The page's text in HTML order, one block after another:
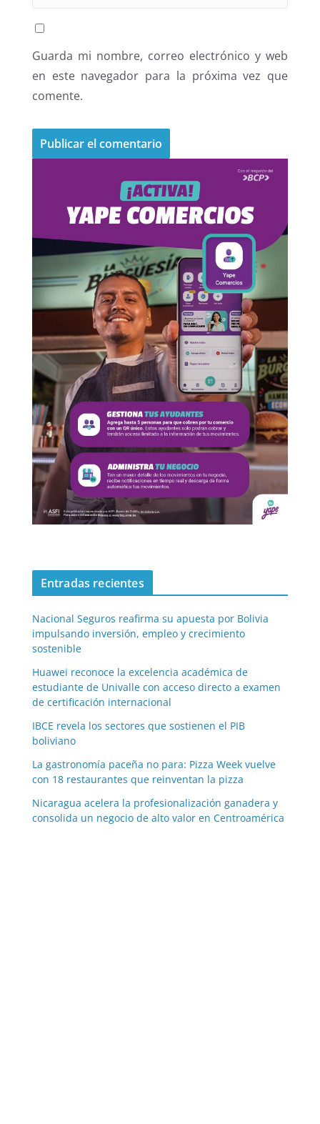
Guarda mi nombre, correo electrónico y web
en este navegador para la próxima vez que
comente.
Entradas recientes
Nacional Seguros reafirma su apuesta por Bolivia
impulsando inversión, empleo y crecimiento
sostenible
Huawei reconoce la excelencia académica de
estudiante de Univalle con acceso directo a examen
de certificación internacional
IBCE revela los sectores que sostienen el PIB
boliviano
La gastronomía paceña no para: Pizza Week vuelve
con 18 restaurantes que reinventan la pizza
Nicaragua acelera la profesionalización ganadera y
consolida un negocio de alto valor en Centroamérica